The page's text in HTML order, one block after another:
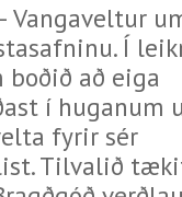
Vangaveltur
Í
að eiga
í huganum
fyrir sér
Tilvalið